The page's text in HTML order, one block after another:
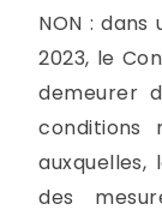
NON :
2023, le
demeurer
conditions
des